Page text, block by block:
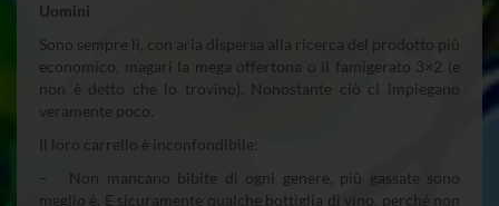
Uomini
Sono sempre lì, con aria dispersa alla ricerca del prodotto più
economico, magari la mega offertona o il famigerato 3×2 (e
non è detto che lo trovino). Nonostante ciò ci impiegano
veramente poco.
Il loro carrello è inconfondibile:
– Non mancano bibite di ogni genere, più gassate sono
meglio è. E sicuramente qualche bottiglia di vino, perché non